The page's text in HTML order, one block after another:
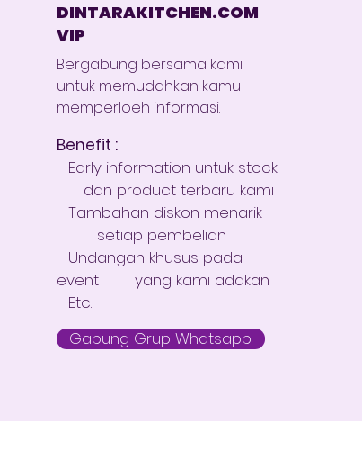
DINTARAKITCHEN.COM
VIP
Bergabung bersama kami
untuk memudahkan kamu
memperloeh informasi.
Benefit :
- Early information untuk stock
dan product terbaru kami
- Tambahan diskon menarik
setiap pembelian
- Undangan khusus pada
event yang kami adakan
- Etc.
Gabung Grup Whatsapp